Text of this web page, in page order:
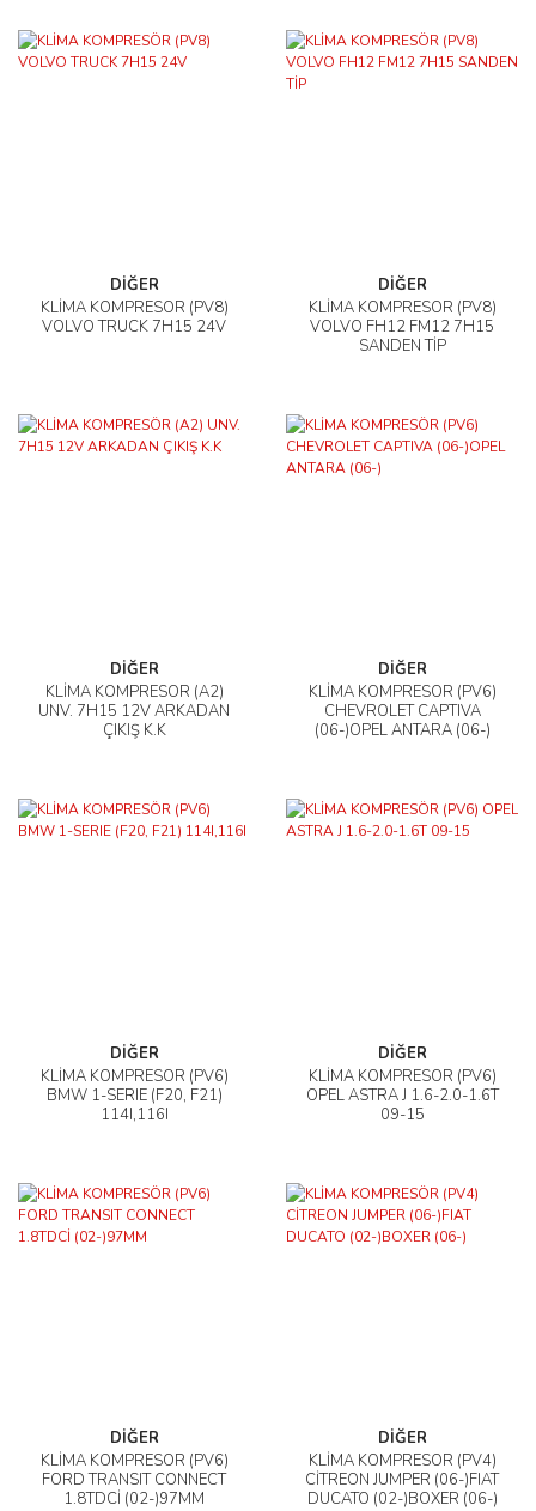
DİĞER
KLİMA KOMPRESÖR (PV8)
VOLVO TRUCK 7H15 24V
DİĞER
KLİMA KOMPRESÖR (PV8)
VOLVO FH12 FM12 7H15
SANDEN TİP
DİĞER
KLİMA KOMPRESÖR (A2)
UNV. 7H15 12V ARKADAN
ÇIKIŞ K.K
DİĞER
KLİMA KOMPRESÖR (PV6)
CHEVROLET CAPTIVA
(06-)OPEL ANTARA (06-)
DİĞER
KLİMA KOMPRESÖR (PV6)
BMW 1-SERIE (F20, F21)
114I,116I
DİĞER
KLİMA KOMPRESÖR (PV6)
OPEL ASTRA J 1.6-2.0-1.6T
09-15
DİĞER
KLİMA KOMPRESÖR (PV6)
FORD TRANSIT CONNECT
1.8TDCİ (02-)97MM
DİĞER
KLİMA KOMPRESÖR (PV4)
CİTREON JUMPER (06-)FIAT
DUCATO (02-)BOXER (06-)